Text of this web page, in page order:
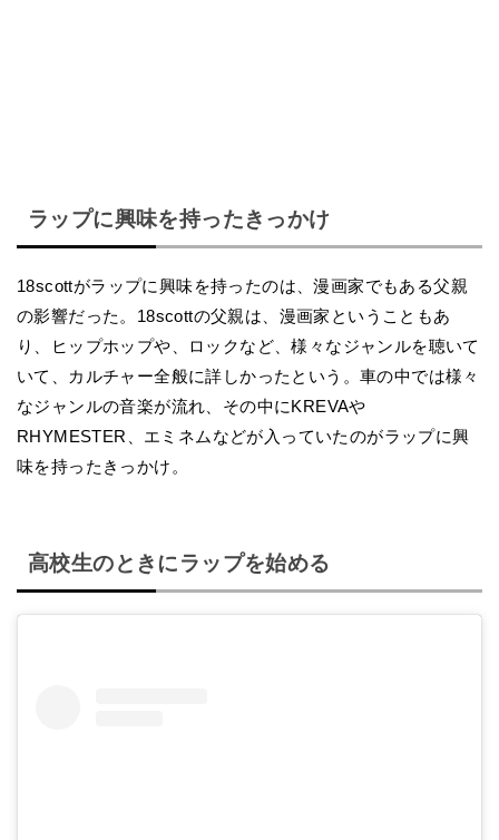
ラップに興味を持ったきっかけ
18scottがラップに興味を持ったのは、漫画家でもある父親
の影響だった。18scottの父親は、漫画家ということもあ
り、ヒップホップや、ロックなど、様々なジャンルを聴いて
いて、カルチャー全般に詳しかったという。車の中では様々
なジャンルの音楽が流れ、その中にKREVAや
RHYMESTER、エミネムなどが入っていたのがラップに興
味を持ったきっかけ。
高校生のときにラップを始める